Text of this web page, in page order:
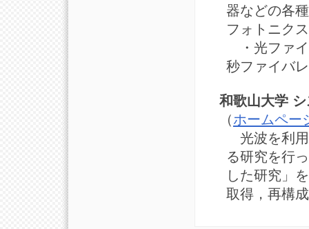
器などの各
フォトニク
・光ファイ
秒ファイバ
和歌山大学
（ホームペー
光波を利用
る研究を行
した研究」
取得，再構